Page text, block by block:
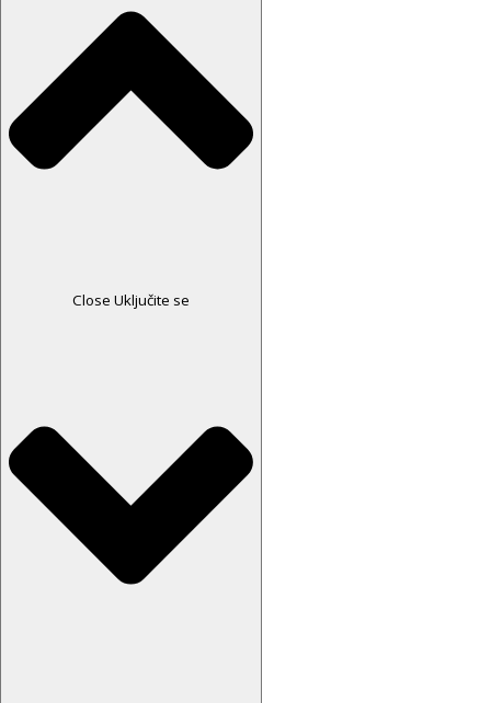
Close Uključite se